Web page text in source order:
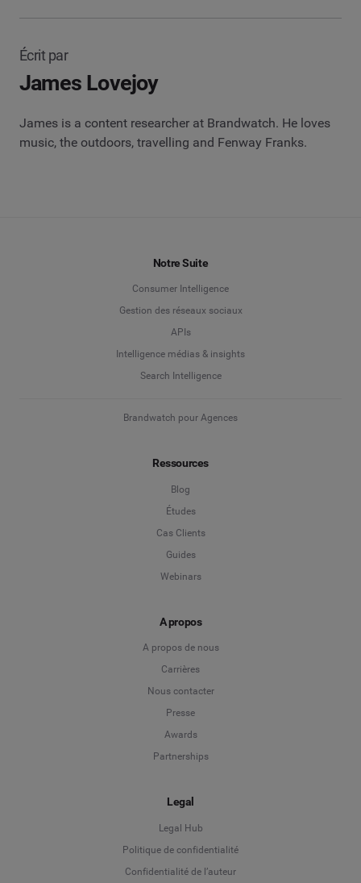
Écrit par
James Lovejoy
James is a content researcher at Brandwatch. He loves
music, the outdoors, travelling and Fenway Franks.
Notre Suite
Consumer Intelligence
Gestion des réseaux sociaux
APIs
Intelligence médias & insights
Search Intelligence
Brandwatch pour Agences
Ressources
Blog
Études
Cas Clients
Guides
Webinars
A propos
A propos de nous
Carrières
Nous contacter
Presse
Awards
Partnerships
Legal
Legal Hub
Politique de confidentialité
Confidentialité de l’auteur